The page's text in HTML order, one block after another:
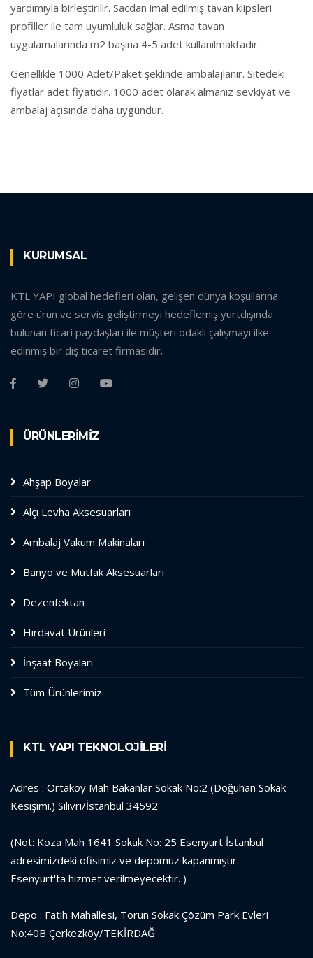
yardımıyla birleştirilir. Sacdan imal edilmiş tavan klipsleri
profiller ile tam uyumluluk sağlar. Asma tavan
uygulamalarında m2 başına 4-5 adet kullanılmaktadır.
Genellikle 1000 Adet/Paket şeklinde ambalajlanır. Sitedeki
fiyatlar adet fiyatıdır. 1000 adet olarak almanız sevkiyat ve
ambalaj açısında daha uygundur.
KURUMSAL
KTL YAPI global hedefleri olan, gelişen dünya koşullarına
göre ürün ve servis geliştirmeyi hedeflemiş yurtdışında
bulunan ticari paydaşları ile müşteri odaklı çalışmayı ilke
edinmiş bir dış ticaret firmasıdır.
ÜRÜNLERİMİZ
Ahşap Boyalar
Alçı Levha Aksesuarları
Ambalaj Vakum Makinaları
Banyo ve Mutfak Aksesuarları
Dezenfektan
Hırdavat Ürünleri
İnşaat Boyaları
Tüm Ürünlerimiz
KTL YAPI TEKNOLOJİLERİ
Adres : Ortaköy Mah Bakanlar Sokak No:2 (Doğuhan Sokak
Kesişimi.) Silivri/İstanbul 34592
(Not: Koza Mah 1641 Sokak No: 25 Esenyurt İstanbul
adresimizdeki ofisimiz ve depomuz kapanmıştır.
Esenyurt'ta hizmet verilmeyecektir. )
Depo : Fatih Mahallesi, Torun Sokak Çözüm Park Evleri
No:40B Çerkezköy/TEKİRDAĞ